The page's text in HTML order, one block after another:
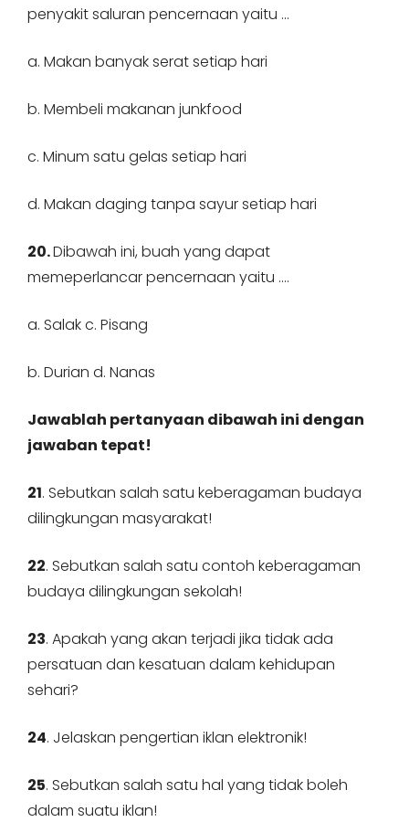
penyakit saluran pencernaan yaitu …
a. Makan banyak serat setiap hari
b. Membeli makanan junkfood
c. Minum satu gelas setiap hari
d. Makan daging tanpa sayur setiap hari
20.Dibawah ini, buah yang dapat
memeperlancar pencernaan yaitu ….
a. Salak c. Pisang
b. Durian d. Nanas
Jawablah pertanyaan dibawah ini dengan
jawaban tepat!
21. Sebutkan salah satu keberagaman budaya
dilingkungan masyarakat!
22. Sebutkan salah satu contoh keberagaman
budaya dilingkungan sekolah!
23. Apakah yang akan terjadi jika tidak ada
persatuan dan kesatuan dalam kehidupan
sehari?
24. Jelaskan pengertian iklan elektronik!
25. Sebutkan salah satu hal yang tidak boleh
dalam suatu iklan!